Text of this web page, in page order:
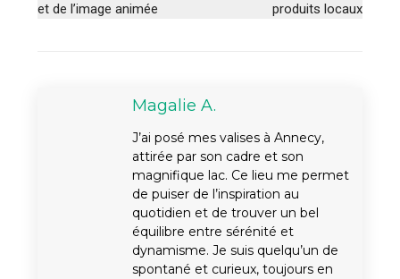
et de l’image animée
produits locaux
Magalie A.
J’ai posé mes valises à Annecy,
attirée par son cadre et son
magnifique lac. Ce lieu me permet
de puiser de l’inspiration au
quotidien et de trouver un bel
équilibre entre sérénité et
dynamisme. Je suis quelqu’un de
spontané et curieux, toujours en